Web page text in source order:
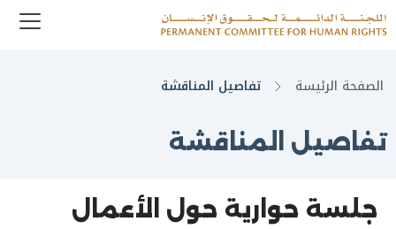
الصفحة الرئيسة تفاصيل المناقشة
تفاصيل المناقشة
جلسة حوارية حول الأعمال